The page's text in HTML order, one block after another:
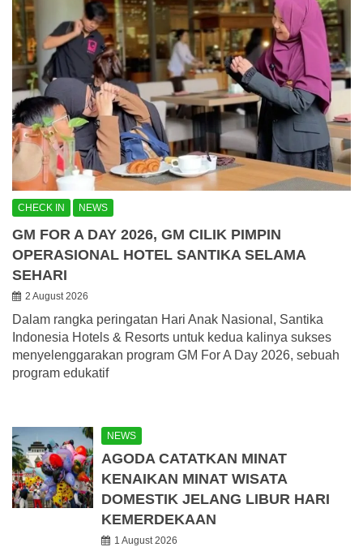
CHECK IN NEWS
GM FOR A DAY 2026, GM CILIK PIMPIN
OPERASIONAL HOTEL SANTIKA SELAMA
SEHARI
2 August 2026
Dalam rangka peringatan Hari Anak Nasional, Santika
Indonesia Hotels & Resorts untuk kedua kalinya sukses
menyelenggarakan program GM For A Day 2026, sebuah
program edukatif
NEWS
AGODA CATATKAN MINAT
KENAIKAN MINAT WISATA
DOMESTIK JELANG LIBUR HARI
KEMERDEKAAN
1 August 2026